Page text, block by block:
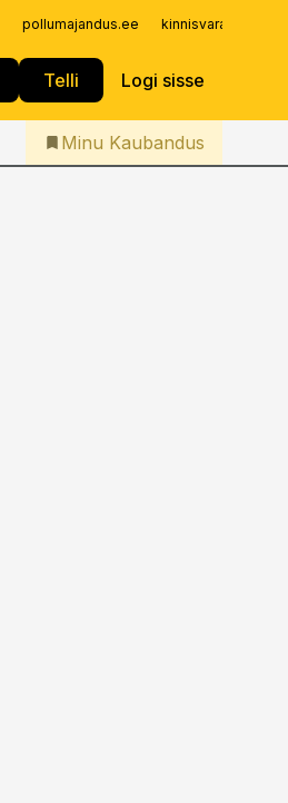
pollumajandus.ee
Telli Logi sisse
Iseteenindus
Telli Kaubandus
Minu Kaubandus